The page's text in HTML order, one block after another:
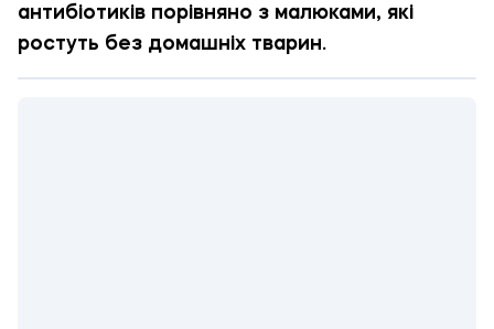
антибіотиків порівняно з малюками, які
ростуть без домашніх тварин.